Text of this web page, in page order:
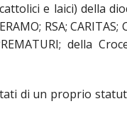
MIGRANTES
PASTORALE DELLA
e laici) della
RSA;
della
di un proprio